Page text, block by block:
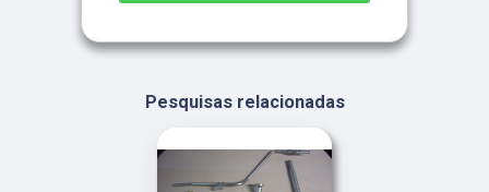
Pesquisas relacionadas